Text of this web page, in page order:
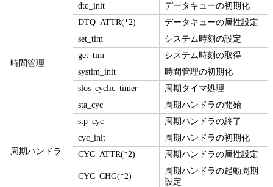
dtq_init
データキューの初期化
DTQ_ATTR(*2)
データキューの属性設定
時間管理
set_tim
システム時刻の設定
get_tim
システム時刻の取得
systim_init
時間管理の初期化
slos_cyclic_timer
周期タイマ処理
周期ハンドラ
sta_cyc
周期ハンドラの開始
stp_cyc
周期ハンドラの終了
cyc_init
周期ハンドラの初期化
CYC_ATTR(*2)
周期ハンドラの属性設定
CYC_CHG(*2)
周期ハンドラの起動周期
設定